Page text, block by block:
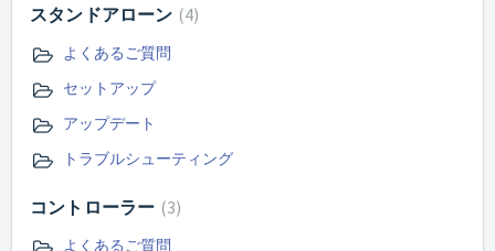
スタンドアローン 4
よくあるご質問
セットアップ
アップデート
トラブルシューティング
コントローラー 3
よくあるご質問